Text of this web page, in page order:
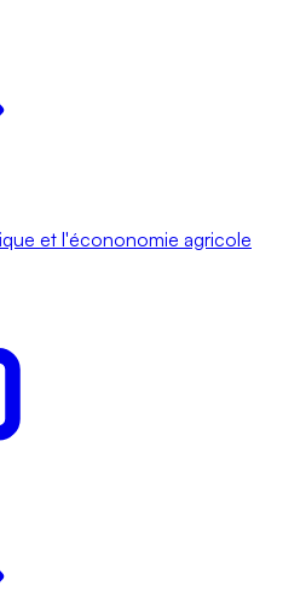
et l'écononomie agricole